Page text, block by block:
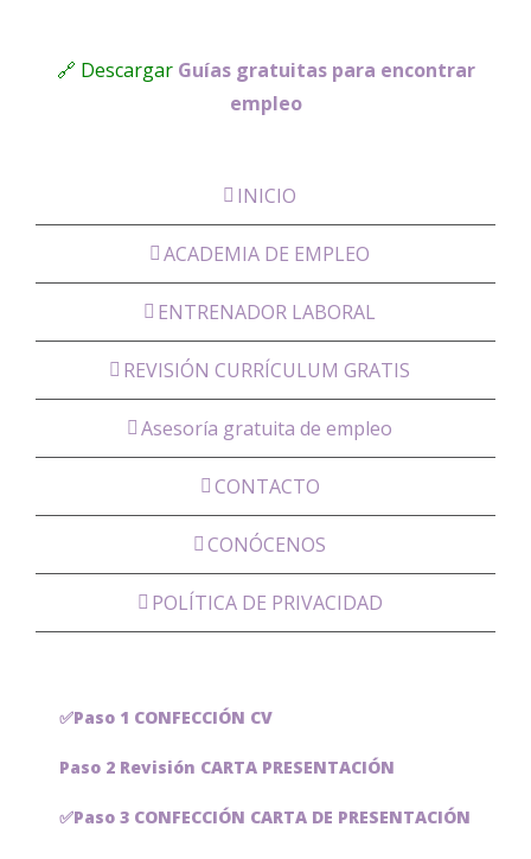
🔗 Descargar Guías gratuitas para encontrar
empleo
INICIO
ACADEMIA DE EMPLEO
ENTRENADOR LABORAL
REVISIÓN CURRÍCULUM GRATIS
Asesoría gratuita de empleo
CONTACTO
CONÓCENOS
POLÍTICA DE PRIVACIDAD
✅Paso 1 CONFECCIÓN CV
Paso 2 Revisión CARTA PRESENTACIÓN
✅Paso 3 CONFECCIÓN CARTA DE PRESENTACIÓN